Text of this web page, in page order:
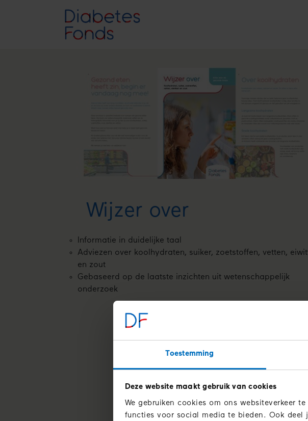
Toestemming
Deze website maakt gebruik van cookies
We gebruiken cookies om ons websiteverkeer
functies voor social media te bieden. Ook
Wijzer over
Informatie in duidelijke taal
Adviezen over koolhydraten, suiker, zoetstoffen, vetten,
en zout
Gebaseerd op de laatste inzichten uit wetenschappelijk
onderzoek